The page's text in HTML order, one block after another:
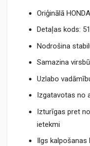
Oriģinālā
Detaļas kods:
Nodrošina
Samazina
Uzlabo
Izgatavotas no
Izturīgas pret
ietekmi
Ilgs kalpošanas